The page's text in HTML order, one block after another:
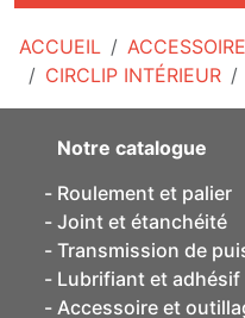
ACCUEIL
CIRCLIP INTÉRIEUR
Notre catalogue
Roulement et palier
Joint et étanchéité
Transmission de
Lubrifiant et adhésif
Accessoire et